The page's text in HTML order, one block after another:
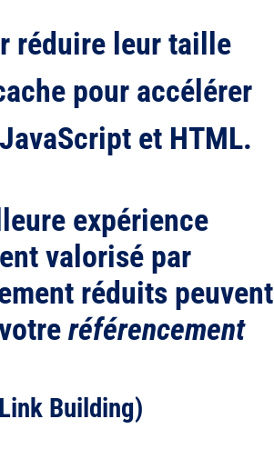
réduire leur taille
pour accélérer
et HTML.
expérience
valorisé par
réduits peuvent
référencement
Building)